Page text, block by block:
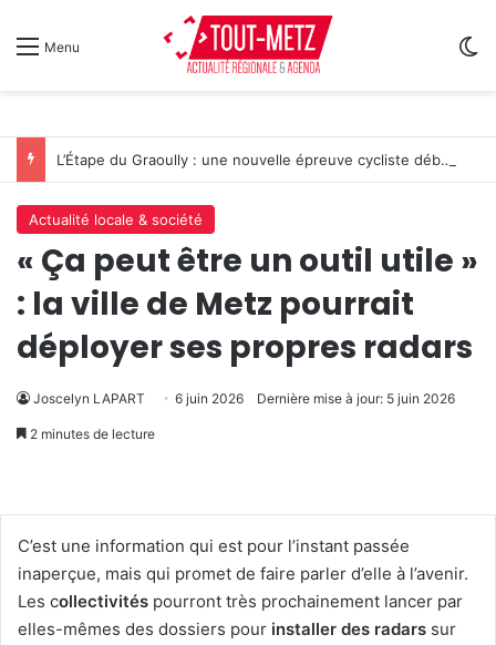
Menu
L’Étape du Graoully : une nouvelle épreuve cycliste débarque à Metz
Actualité locale & société
« Ça peut être un outil utile »
: la ville de Metz pourrait
déployer ses propres radars
Joscelyn LAPART 6 juin 2026 Dernière mise à jour: 5 juin 2026
2 minutes de lecture
C’est une information qui est pour l’instant passée
inaperçue, mais qui promet de faire parler d’elle à l’avenir.
Les collectivités pourront très prochainement lancer par
elles-mêmes des dossiers pour installer des radars sur